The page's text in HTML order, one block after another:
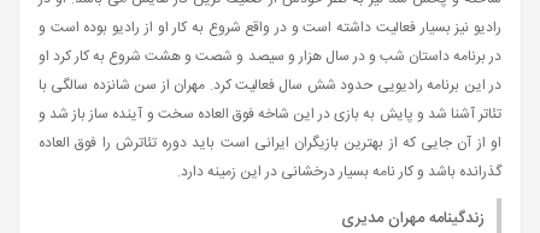
رادیو نیز بسیار فعالیت داشته است و در واقع شروع به کار او از رادیو بوده است و
در برنامه داستان شب و در سال هزار و سیصد و شصت و هشت شروع به کار کرد او
در این برنامه رادیویی حدود شش سال فعالیت کرد. مهران از سن شانزده سالگی با
تئاتر آشنا شد و پایش به بازی در این شاخه فوق العاده سخت و آینده ساز باز شد و
او از آن جایی که از بهترین بازیگران ایرانی است باید دوره تئاترش را فوق العاده
گذرانده باشد و کار نامه بسیار درخشانی در این زمینه دارد.
زندگینامه مهران مدیری